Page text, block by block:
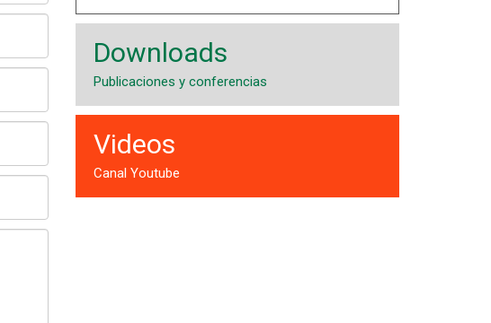
Downloads
Publicaciones y conferencias
Videos
Canal Youtube